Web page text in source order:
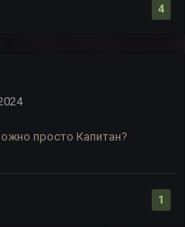
4
просто Капитан?
1